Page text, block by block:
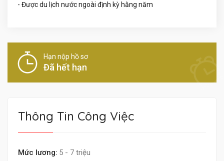
- Được du lịch nước ngoài định kỳ hằng năm
Hạn nộp hồ sơ
Đã hết hạn
Thông Tin Công Việc
Mức lương: 5 - 7 triệu